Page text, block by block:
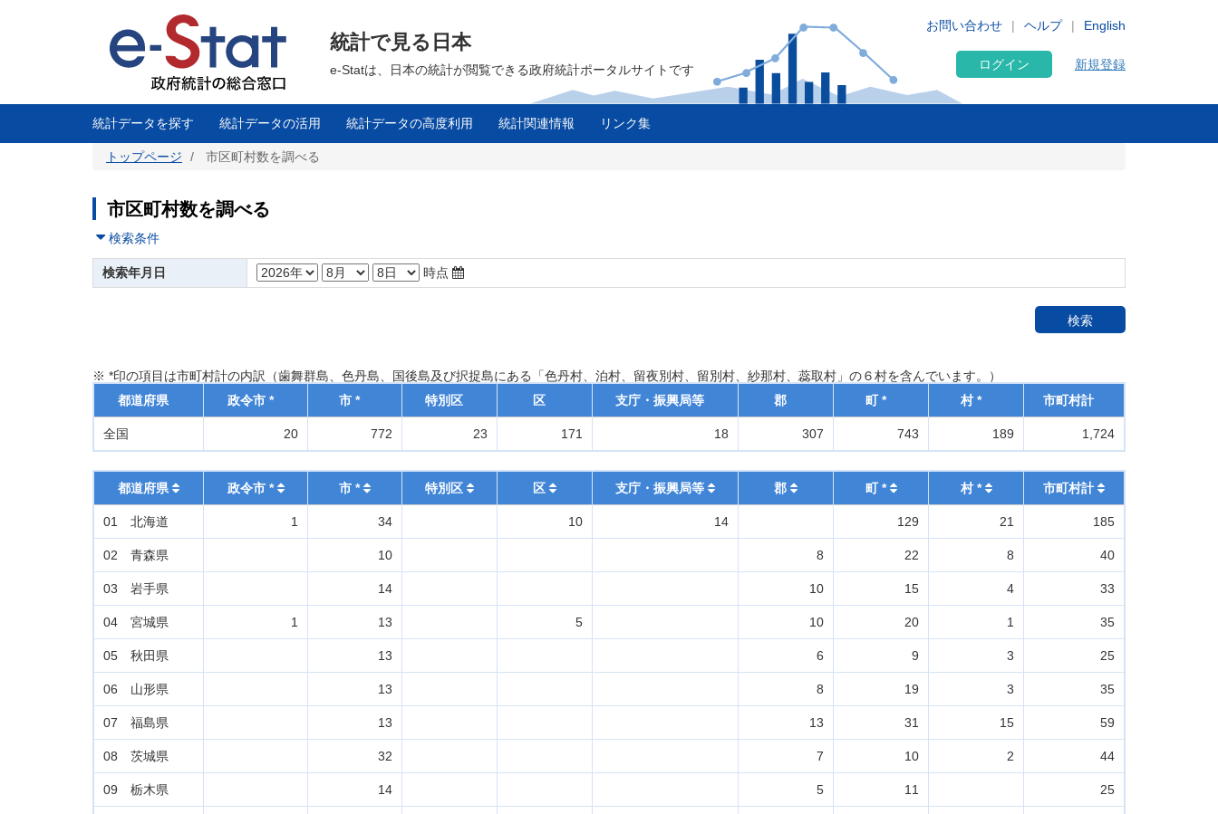
に
English
お問い合わせ ヘルプ
統計で見る日本
e-Statは、日本の統計が閲覧できる政府統計ポータルサイトです ログイン 新規登録
統計データを探す 統計データの活用 統計データの高度利用 統計関連情報 リンク集
トップページ 市区町村数を調べる
市区町村数を調べる
検索条件
検索年月日 時点
検索
※ *印の項目は市町村計の内訳（歯舞群島、色丹島、国後島及び択捉島にある「色丹村、泊村、留夜別村、留別村、紗那村、蕊取村」の６村を含んでいます。）
都道府県
全国
政令市 * 市 * 特別区 区 支庁・振興局等 郡 町 * 村 * 市町村計
20 772 23 171 18 307 743 189 1,724
都道府県
01 北海道
02 青森県
03 岩手県
04 宮城県
05 秋田県
06 山形県
07 福島県
08 茨城県
09 栃木県
政令市 * 市 * 特別区 区 支庁・振興局等 郡 町 * 村 * 市町村計
1 34 10 14 129 21 185
10 8 22 8 40
14 10 15 4 33
1 13 5 10 20 1 35
13 6 9 3 25
13 8 19 3 35
13 13 31 15 59
32 7 10 2 44
14 5 11 25